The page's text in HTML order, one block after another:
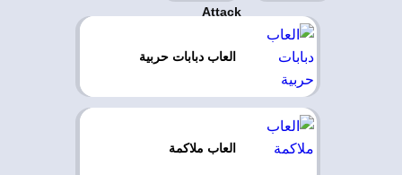
العاب دبابات حربية
العاب ملاكمة